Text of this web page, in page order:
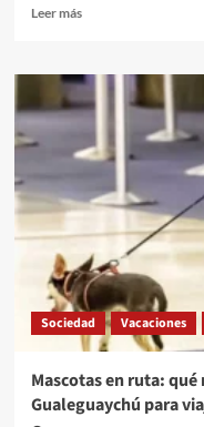
Leer másRead
Empresas
micros
Gualeguaychú
permiten
con
mascotas
Sociedad Vacaciones
Mascotas en ruta:
Gualeguaychú para